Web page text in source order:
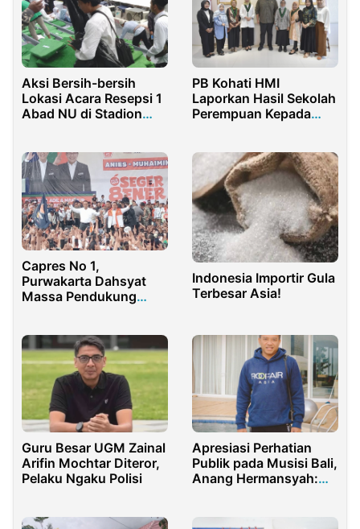
Aksi Bersih-bersih
Lokasi Acara Resepsi 1
Abad NU di Stadion
PB Kohati HMI
Laporkan Hasil Sekolah
Perempuan Kepada
Capres No 1,
Purwakarta Dahsyat
Massa Pendukung
Hujan
Indonesia Importir Gula
Terbesar Asia!
Guru Besar UGM Zainal
Arifin Mochtar Diteror,
Pelaku Ngaku Polisi
Apresiasi Perhatian
Publik pada Musisi Bali,
Anang Hermansyah: